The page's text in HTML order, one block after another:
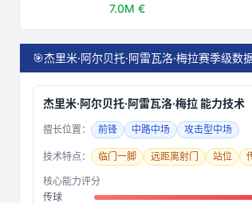
7.0M €
🎯杰里米·阿尔贝托·阿雷瓦洛·梅拉赛季级数
杰里米·阿尔贝托·阿雷瓦洛·梅拉能力技术
擅长位置： 前锋 中路中场 攻击型中场
技术特点： 临门一脚 远距离射门 站位
核心能力评分
传球